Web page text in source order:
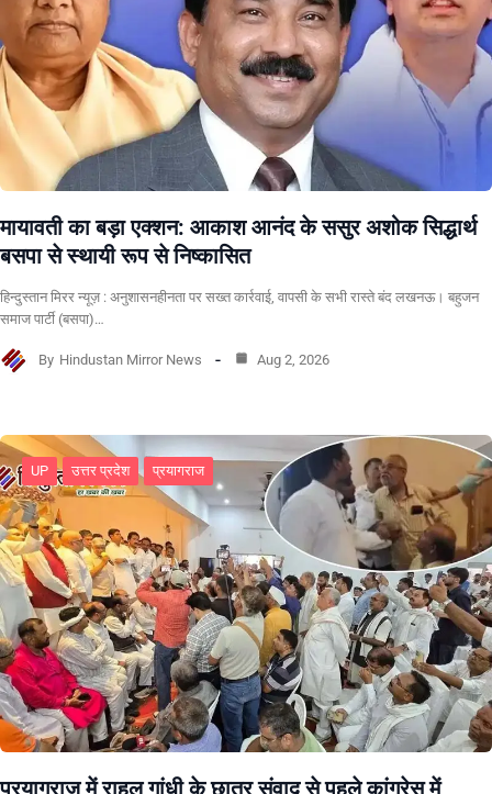
मायावती का बड़ा एक्शन: आकाश आनंद के ससुर अशोक सिद्धार्थ
बसपा से स्थायी रूप से निष्कासित
हिन्दुस्तान मिरर न्यूज़ : अनुशासनहीनता पर सख्त कार्रवाई, वापसी के सभी रास्ते बंद लखनऊ। बहुजन
समाज पार्टी (बसपा)…
By Hindustan Mirror News Aug 2, 2026
UP उत्तर प्रदेश प्रयागराज